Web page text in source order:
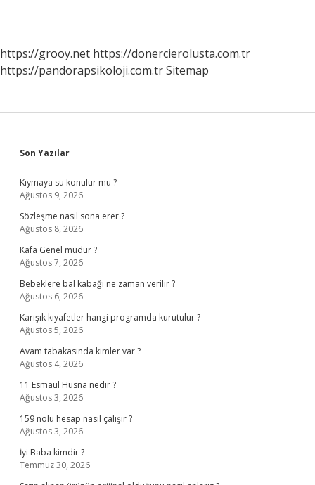
https://grooy.net https://donercierolusta.com.tr
https://pandorapsikoloji.com.trSitemap
Sidebar
Son Yazılar
Kıymaya su konulur mu ?
Ağustos 9, 2026
Sözleşme nasıl sona erer ?
Ağustos 8, 2026
Kafa Genel müdür ?
Ağustos 7, 2026
Bebeklere bal kabağı ne zaman verilir ?
Ağustos 6, 2026
Karışık kıyafetler hangi programda kurutulur ?
Ağustos 5, 2026
Avam tabakasında kimler var ?
Ağustos 4, 2026
11 Esmaül Hüsna nedir ?
Ağustos 3, 2026
159 nolu hesap nasıl çalışır ?
Ağustos 3, 2026
İyi Baba kimdir ?
Temmuz 30, 2026